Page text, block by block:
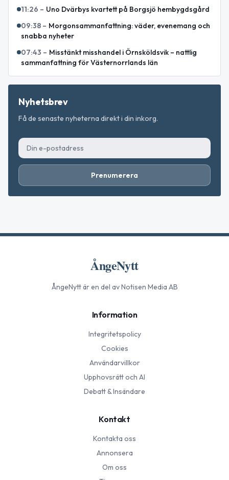
11:26 – Uno Dvärbys kvartett på Borgsjö hembygdsgård
09:38 – Morgonsammanfattning: väder, evenemang och
snabba nyheter
07:43 – Misstänkt misshandel i Örnsköldsvik – nattlig
sammanfattning för Västernorrlands län
Nyhetsbrev
Få de senaste nyheterna direkt i din inkorg.
Prenumerera
ÅngeNytt
ÅngeNyttär en del av Notisen Media AB
Information
Integritetspolicy
Cookies
Användarvillkor
Upphovsrätt och AI
Debatt & Insändare
Kontakt
Kontakta oss
Annonsera
Om oss